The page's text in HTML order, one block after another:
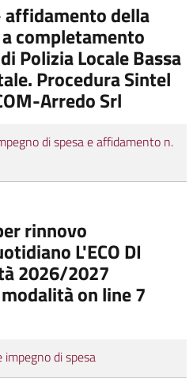
affidamento della
completamento
Polizia Locale Bassa
Procedura Sintel
Arredo Srl
di spesa e affidamento n.
rinnovo
L'ECO DI
2026/2027
on line 7
di spesa